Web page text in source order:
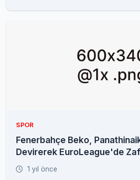
SPOR
Fenerbahçe Beko,
Devirerek EuroLeague'de
1 yıl önce